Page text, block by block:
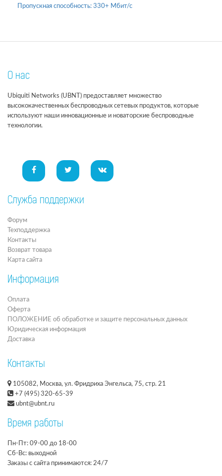
Пропускная способность: 330+ Мбит/с
О нас
Ubiquiti Networks (UBNT) предоставляет множество
высококачественных беспроводных сетевых продуктов, которые
используют наши инновационные и новаторские беспроводные
технологии.
Служба поддержки
Форум
Техподдержка
Контакты
Возврат товара
Карта сайта
Информация
Оплата
Оферта
ПОЛОЖЕНИЕ об обработке и защите персональных данных
Юридическая информация
Доставка
Контакты
105082, Москва, ул. Фридриха Энгельса, 75, стр. 21
+7 (495) 320-65-39
ubnt@ubnt.ru
Время работы
Пн-Пт: 09-00 до 18-00
Сб-Вс: выходной
Заказы с сайта принимаются: 24/7